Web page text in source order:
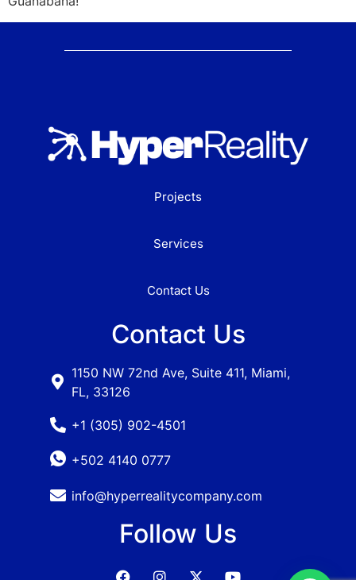
Projects
Services
Contact Us
Contact Us
1150 NW 72nd Ave, Suite 411, Miami,
FL, 33126
+1 (305) 902-4501
+502 4140 0777
info@hyperrealitycompany.com
Follow Us